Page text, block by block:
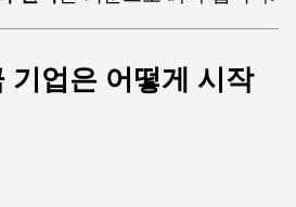
기업은 어떻게 시작